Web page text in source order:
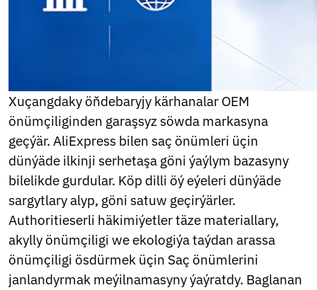
Yiddish
Yoruba
Kinyarwanda
Oriya
Uyghur
Xuçangdaky öňdebaryjy kärhanalar OEM
önümçiliginden garaşsyz söwda markasyna
geçýär. AliExpress bilen saç önümleri üçin
dünýäde ilkinji serhetaşa göni ýaýlym bazasyny
bilelikde gurdular. Köp dilli öý eýeleri dünýäde
sargytlary alyp, göni satuw geçirýärler.
Authoritieserli häkimiýetler täze materiallary,
akylly önümçiligi we ekologiýa taýdan arassa
önümçiligi ösdürmek üçin Saç önümlerini
janlandyrmak meýilnamasyny ýaýratdy. Baglanan